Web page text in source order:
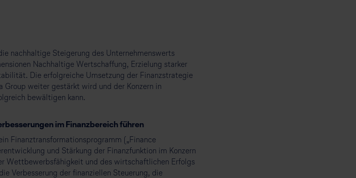
nachhaltige Steigerung des Unternehmenswerts
Nachhaltige Wertschaffung, Erzielung starker
Die erfolgreiche Umsetzung der Finanzstrategie
Group weiter gestärkt wird und der Konzern in
bewältigen kann.
im Finanzbereich führen
Finanztransformationsprogramm („Finance
und Stärkung der Finanzfunktion im Konzern
Wettbewerbsfähigkeit und des wirtschaftlichen Erfolgs
Verbesserung der finanziellen Steuerung, die